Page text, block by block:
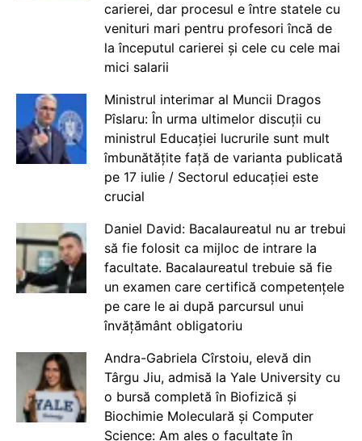
carierei, dar procesul e între statele cu
venituri mari pentru profesori încă de
la începutul carierei și cele cu cele mai
mici salarii
Ministrul interimar al Muncii Dragos
Pîslaru: În urma ultimelor discuții cu
ministrul Educației lucrurile sunt mult
îmbunătățite față de varianta publicată
pe 17 iulie / Sectorul educației este
crucial
Daniel David: Bacalaureatul nu ar trebui
să fie folosit ca mijloc de intrare la
facultate. Bacalaureatul trebuie să fie
un examen care certifică competențele
pe care le ai după parcursul unui
învățământ obligatoriu
Andra-Gabriela Cîrstoiu, elevă din
Târgu Jiu, admisă la Yale University cu
o bursă completă în Biofizică și
Biochimie Moleculară și Computer
Science: Am ales o facultate în